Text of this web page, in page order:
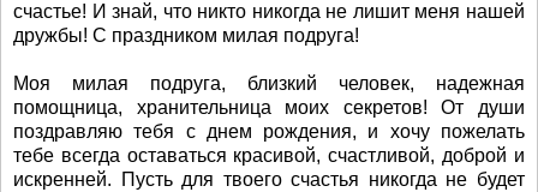
счастье! И знай, что никто никогда не лишит меня нашей
дружбы! С праздником милая подруга!
Моя милая подруга, близкий человек, надежная
помощница, хранительница моих секретов! От души
поздравляю тебя с днем рождения, и хочу пожелать
тебе всегда оставаться красивой, счастливой, доброй и
искренней. Пусть для твоего счастья никогда не будет